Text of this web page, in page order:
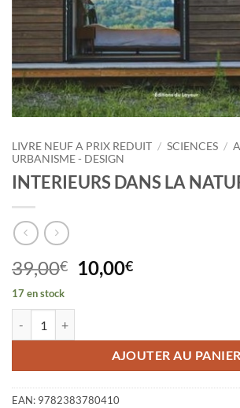
LIVRE NEUF A PRIX REDUIT / SCIENCES /
URBANISME - DESIGN
INTERIEURS DANS LA
39,00€
Le
prix
39,00€.
10,00€Le
10,00€.
17 en stock
AJOUTER AU PANIER
EAN: 9782383780410